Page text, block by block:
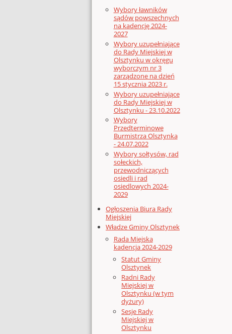
Wybory ławników
sądów powszechnych
na kadencję 2024-
2027
Wybory uzupełniające
do Rady Miejskiej w
Olsztynku w okręgu
wyborczym nr 3
zarządzone na dzień
15 stycznia 2023 r.
Wybory uzupełniające
do Rady Miejskiej w
Olsztynku - 23.10.2022
Wybory
Przedterminowe
Burmistrza Olsztynka
- 24.07.2022
Wybory sołtysów, rad
sołeckich,
przewodniczących
osiedli i rad
osiedlowych 2024-
2029
Ogłoszenia Biura Rady
Miejskiej
Władze Gminy Olsztynek
Rada Miejska
kadencja 2024-2029
Statut Gminy
Olsztynek
Radni Rady
Miejskiej w
Olsztynku (w tym
dyżury)
Sesje Rady
Miejskiej w
Olsztynku